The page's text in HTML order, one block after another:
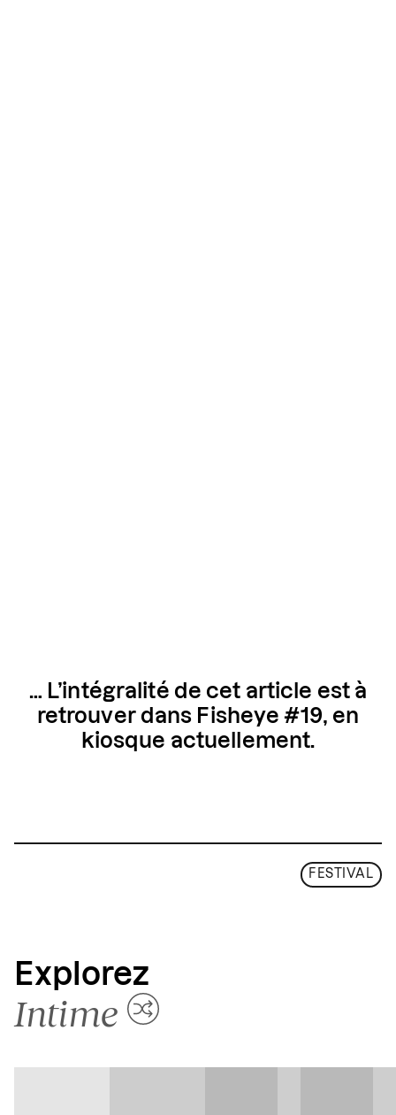
… L’intégralité de cet article est à
retrouver dans Fisheye #19, en
kiosque actuellement.
FESTIVAL
Explorez
Intime